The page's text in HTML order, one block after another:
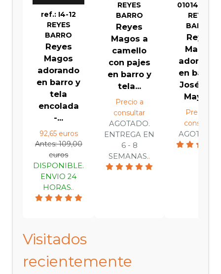
ref.: I4-12
REYES
BARRO
Reyes
Magos
adorando
en barro y
tela
encolada
-...
92,65 euros
Antes: 109,00
euros
DISPONIBLE.
ENVIO 24
HORAS..
REYES
BARRO
Reyes
Magos a
camello
con pajes
en barro y
tela...
Precio a
consultar
AGOTADO.
ENTREGA EN
6 - 8
SEMANAS..
REYES
BARRO
Reyes
Magos
adorando
en barro -
José Luis
Mayo ...
Precio a
consultar
AGOTADO.
Visitados
recientemente